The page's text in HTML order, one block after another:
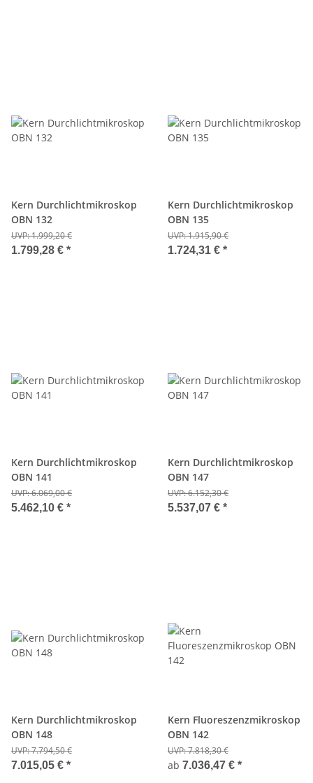
Kern Durchlichtmikroskop
OBN 132
UVP:1.999,20 €
1.799,28 € *
Kern Durchlichtmikroskop
OBN 135
UVP:1.915,90 €
1.724,31 € *
Kern Durchlichtmikroskop
OBN 141
UVP:6.069,00 €
5.462,10 € *
Kern Durchlichtmikroskop
OBN 147
UVP:6.152,30 €
5.537,07 € *
Kern Durchlichtmikroskop
OBN 148
UVP:7.794,50 €
7.015,05 € *
Kern Fluoreszenzmikroskop
OBN 142
UVP:7.818,30 €
ab 7.036,47 € *